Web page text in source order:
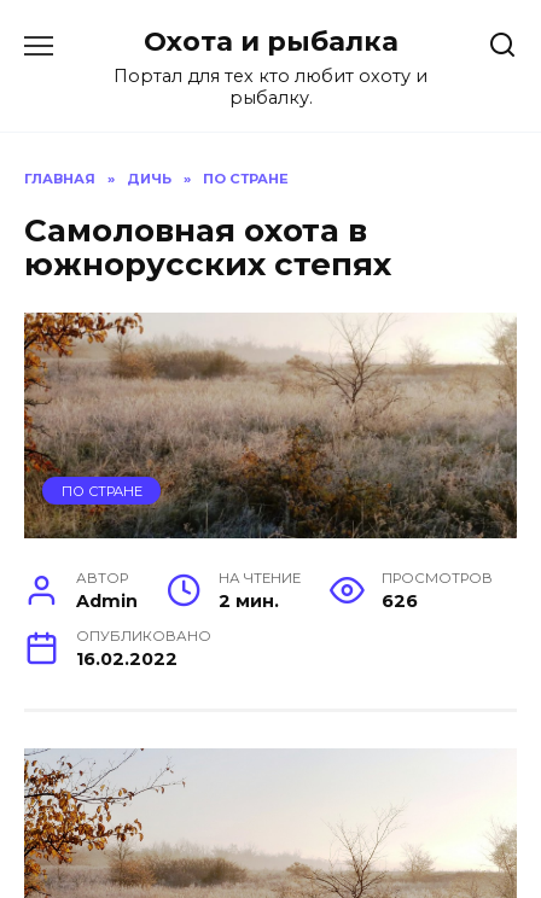
содержанию
Охота и рыбалка
Портал для тех кто любит охоту и
рыбалку.
ГЛАВНАЯ » ДИЧЬ » ПО СТРАНЕ
Самоловная охота в
южнорусских степях
ПО СТРАНЕ
АВТОР
Admin
НА ЧТЕНИЕ
2 мин.
ПРОСМОТРОВ
626
ОПУБЛИКОВАНО
16.02.2022